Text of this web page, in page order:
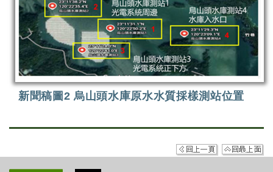
新聞稿圖2 烏山頭水庫原水水質採樣測站位置